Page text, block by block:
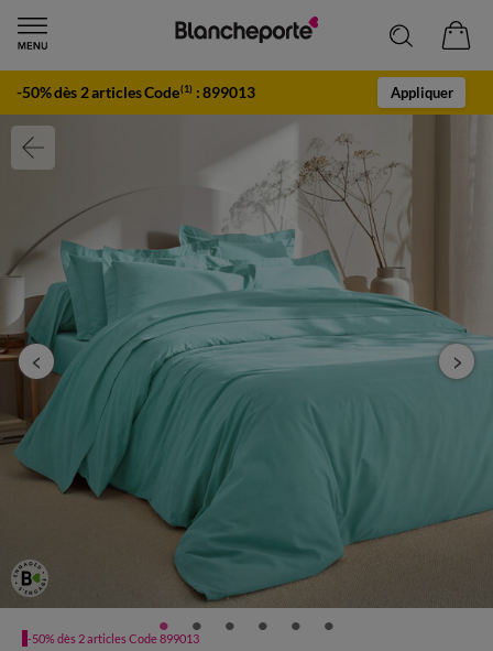
-50% dès 2 articles Code(1) :899013 Appliquer
-50% dès 2 articles Code 899013